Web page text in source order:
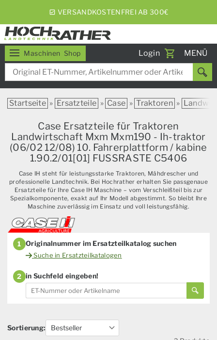
5% RABATT BEI WOCHENEXPRESS
Maschinen Shop Login
Toggle
MENÜ
Startseite » Ersatzteile » Case » Traktoren »
Case Ersatzteile für Traktoren
Landwirtschaft Mxm Mxm190 - Ih-traktor
(06/02 12/08) 10. Fahrerplattform / kabine
1.90.2/01[01] FUSSRASTE C5406
Case IH steht für leistungsstarke Traktoren, Mähdrescher und
professionelle Landtechnik. Bei Hochrather erhalten Sie passgenaue
Ersatzteile für Ihre Case IH Maschine – vom Verschleißteil bis zur
Spezialkomponente, exakt auf Ihr Modell abgestimmt. So bleibt Ihre
Maschine zuverlässig im Einsatz und voll leistungsfähig.
1 Originalnummer im Ersatzteilkatalog suchen
Suche in Ersatzteilkatalogen
2 in Suchfeld eingeben!
Sortierung: